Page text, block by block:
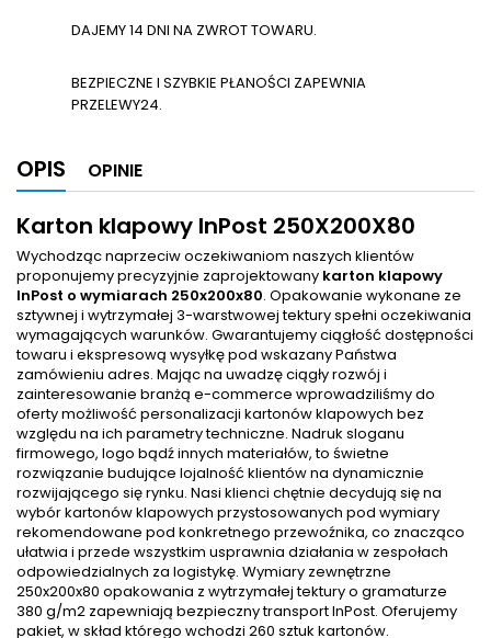
DAJEMY 14 DNI NA ZWROT TOWARU.
BEZPIECZNE I SZYBKIE PŁANOŚCI ZAPEWNIA
PRZELEWY24.
OPIS OPINIE
Karton klapowy InPost 250X200X80
Wychodząc naprzeciw oczekiwaniom naszych klientów
proponujemy precyzyjnie zaprojektowany karton klapowy
InPost o wymiarach 250x200x80. Opakowanie wykonane ze
sztywnej i wytrzymałej 3-warstwowej tektury spełni oczekiwania
wymagających warunków. Gwarantujemy ciągłość dostępności
towaru i ekspresową wysyłkę pod wskazany Państwa
zamówieniu adres. Mając na uwadzę ciągły rozwój i
zainteresowanie branżą e-commerce wprowadziliśmy do
oferty możliwość personalizacji kartonów klapowych bez
względu na ich parametry techniczne. Nadruk sloganu
firmowego, logo bądź innych materiałów, to świetne
rozwiązanie budujące lojalność klientów na dynamicznie
rozwijającego się rynku. Nasi klienci chętnie decydują się na
wybór kartonów klapowych przystosowanych pod wymiary
rekomendowane pod konkretnego przewoźnika, co znacząco
ułatwia i przede wszystkim usprawnia działania w zespołach
odpowiedzialnych za logistykę. Wymiary zewnętrzne
250x200x80 opakowania z wytrzymałej tektury o gramaturze
380 g/m2 zapewniają bezpieczny transport InPost. Oferujemy
pakiet, w skład którego wchodzi 260 sztuk kartonów.